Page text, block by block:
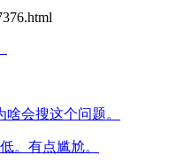
会搜这个问题。
。有点尴尬。